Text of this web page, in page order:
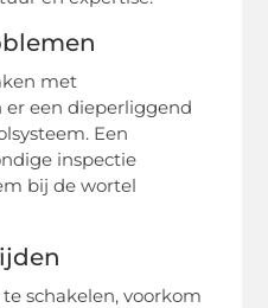
met
er een dieperliggend
Een
inspectie
bij de wortel
schakelen, voorkom